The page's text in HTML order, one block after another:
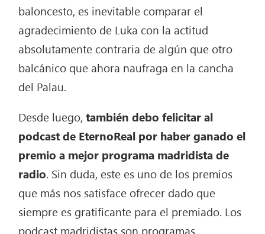
baloncesto, es inevitable comparar el
agradecimiento de Luka con la actitud
absolutamente contraria de algún que otro
balcánico que ahora naufraga en la cancha
del Palau.
Desde luego,también debo felicitar al
podcast de EternoReal por haber ganado el
premio a mejor programa madridista de
radio. Sin duda, este es uno de los premios
que más nos satisface ofrecer dado que
siempre es gratificante para el premiado. Los
podcast madridistas son programas